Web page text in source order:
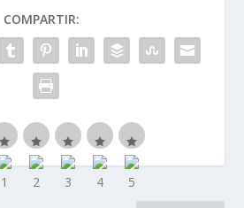
COMPARTIR: